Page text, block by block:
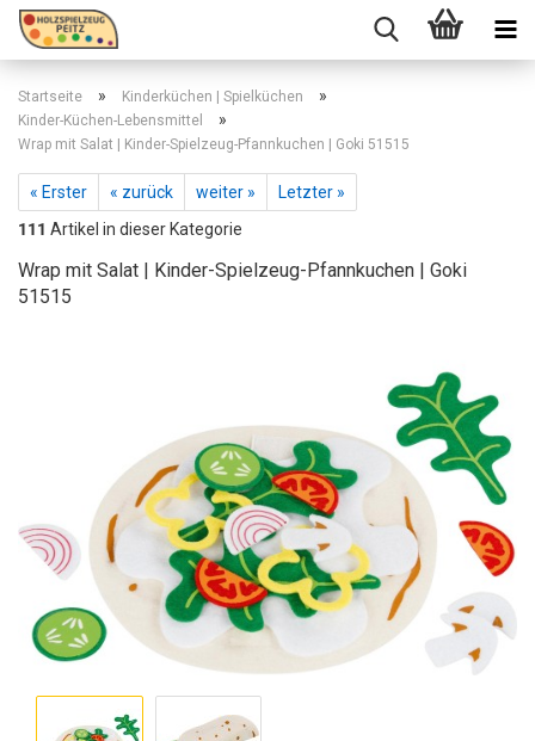
Startseite » Kinderküchen | Spielküchen »
Kinder-Küchen-Lebensmittel »
Wrap mit Salat | Kinder-Spielzeug-Pfannkuchen | Goki 51515
« Erster « zurück weiter »
Letzter »
111 Artikel in dieser Kategorie
Wrap mit Salat | Kinder-Spielzeug-Pfannkuchen | Goki
51515